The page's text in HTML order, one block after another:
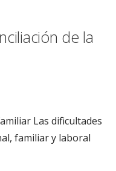
de la
Las dificultades
familiar y laboral